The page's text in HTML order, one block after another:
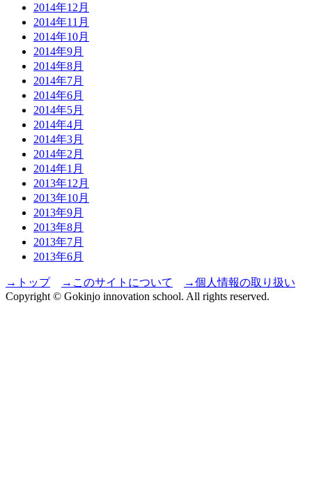
2014年12月
2014年11月
2014年10月
2014年9月
2014年8月
2014年7月
2014年6月
2014年5月
2014年4月
2014年3月
2014年2月
2014年1月
2013年12月
2013年10月
2013年9月
2013年8月
2013年7月
2013年6月
→トップ →このサイトについて
→個人情報の取り扱い
Copyright © Gokinjo innovation school. All rights reserved.